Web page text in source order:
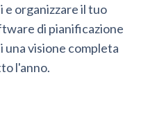
e organizzare il tuo
di pianificazione
una visione completa
l'anno.